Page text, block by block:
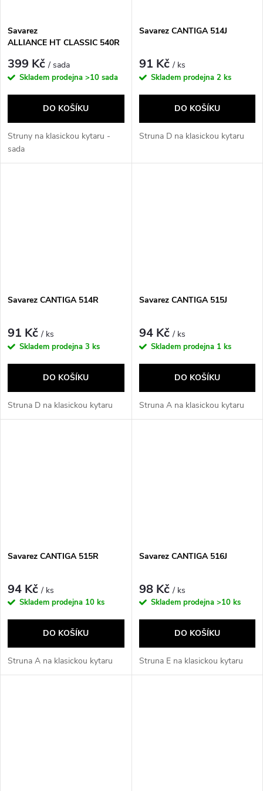
Savarez
ALLIANCE HT CLASSIC 540R
399 Kč/ sada
Skladem prodejna >10 sada
DO KOŠÍKU
Struny na klasickou kytaru -
sada
Savarez CANTIGA 514J
91 Kč/ ks
Skladem prodejna 2 ks
DO KOŠÍKU
Struna D na klasickou kytaru
Savarez CANTIGA 514R
91 Kč/ ks
Skladem prodejna 3 ks
DO KOŠÍKU
Struna D na klasickou kytaru
Savarez CANTIGA 515J
94 Kč/ ks
Skladem prodejna 1 ks
DO KOŠÍKU
Struna A na klasickou kytaru
Savarez CANTIGA 515R
94 Kč/ ks
Skladem prodejna 10 ks
DO KOŠÍKU
Struna A na klasickou kytaru
Savarez CANTIGA 516J
98 Kč/ ks
Skladem prodejna >10 ks
DO KOŠÍKU
Struna E na klasickou kytaru